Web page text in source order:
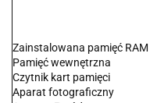
Zainstalowana pamięć RAM
Pamięć wewnętrzna
Czytnik kart pamięci
Aparat fotograficzny